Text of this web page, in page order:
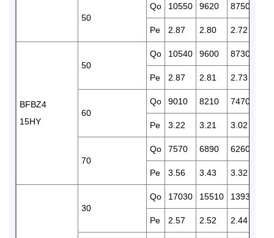
50
Qo 10550 9620 8750
Pe 2.87 2.80 2.72
BFBZ4
15HY
50
Qo 10540 9600 8730
Pe 2.87 2.81 2.73
60
Qo 9010 8210 7470
Pe 3.22 3.21 3.02
70
Qo 7570 6890 6260
Pe 3.56 3.43 3.32
30
Qo 17030 15510 13930
Pe 2.57 2.52 2.44